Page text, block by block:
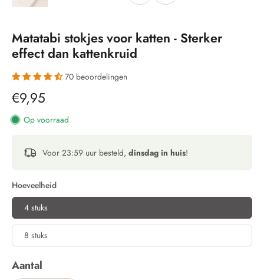
Matatabi stokjes voor katten - Sterker
effect dan kattenkruid
70 beoordelingen
€9,95
Op voorraad
Voor 23:59 uur besteld, dinsdag in huis!
Hoeveelheid
4 stuks
8 stuks
Aantal